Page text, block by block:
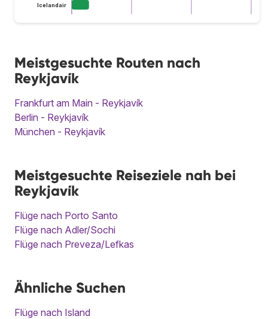
Icelandair
Meistgesuchte Routen nach
Reykjavík
Frankfurt am Main - Reykjavík
Berlin - Reykjavík
München - Reykjavík
Meistgesuchte Reiseziele nah bei
Reykjavík
Flüge nach Porto Santo
Flüge nach Adler/Sochi
Flüge nach Preveza/Lefkas
Ähnliche Suchen
Flüge nach Island